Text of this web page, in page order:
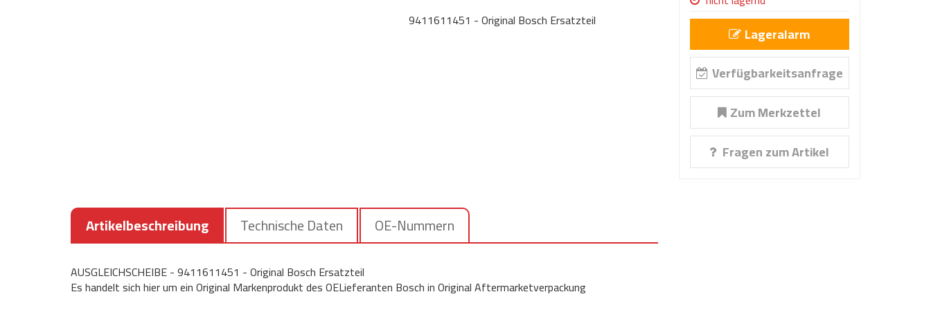
9411611451 - Original Bosch Ersatzteil
Lageralarm
Verfügbarkeitsanfrage
Zum Merkzettel
Fragen zum Artikel
Artikelbeschreibung Technische Daten OE-Nummern
AUSGLEICHSCHEIBE - 9411611451 - Original Bosch Ersatzteil
Es handelt sich hier um ein Original Markenprodukt des OELieferanten Bosch in Original Aftermarketverpackung